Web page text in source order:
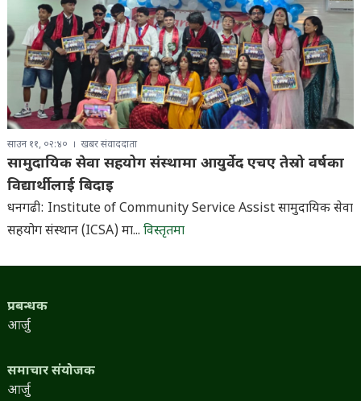
साउन ११, ०२:४० खबर संवाददाता
सामुदायिक सेवा सहयोग संस्थामा आयुर्वेद एचए तेस्रो वर्षका
विद्यार्थीलाई बिदाइ
धनगढी: Institute of Community Service Assist सामुदायिक सेवा
सहयोग संस्थान (ICSA) मा... विस्तृतमा
प्रबन्धक
आर्जु
समाचार संयोजक
आर्जु